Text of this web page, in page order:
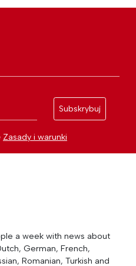
Subskrybuj
Zasady i warunki
a week with news about
German, French,
Romanian, Turkish and